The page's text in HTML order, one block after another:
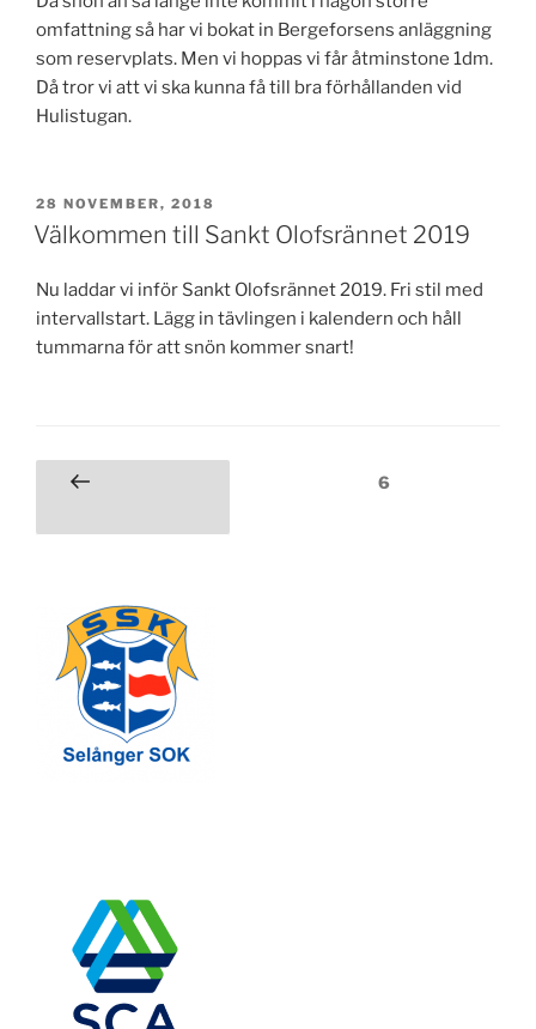
omfattning så har vi bokat in Bergeforsens anläggning
som reservplats. Men vi hoppas vi får åtminstone 1dm.
Då tror vi att vi ska kunna få till bra förhållanden vid
Hulistugan.
PUBLICERAT
28 NOVEMBER, 2018
Välkommen till Sankt Olofsrännet 2019
Nu laddar vi inför Sankt Olofsrännet 2019. Fri stil med
intervallstart. Lägg in tävlingen i kalendern och håll
tummarna för att snön kommer snart!
Sidnumrering
inlägg
Föregående
Sida6